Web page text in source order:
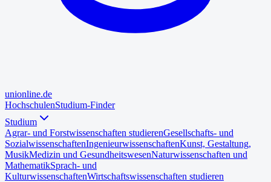
unionline.de
HochschulenStudium-Finder
Studium
Agrar- und Forstwissenschaften studierenGesellschafts- und
SozialwissenschaftenIngenieurwissenschaftenKunst, Gestaltung,
MusikMedizin und GesundheitswesenNaturwissenschaften und
MathematikSprach- und
KulturwissenschaftenWirtschaftswissenschaften studieren